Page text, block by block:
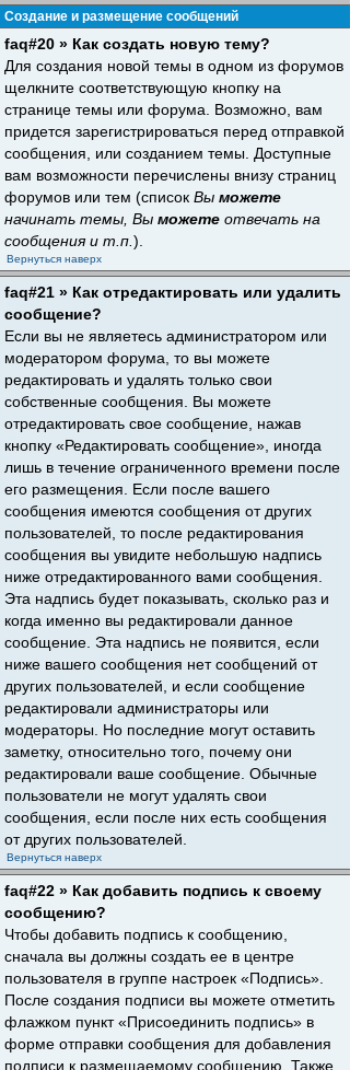
Создание и размещение сообщений
faq#20 » Как создать новую тему?
Для создания новой темы в одном из форумов
щелкните соответствующую кнопку на
странице темы или форума. Возможно, вам
придется зарегистрироваться перед отправкой
сообщения, или созданием темы. Доступные
вам возможности перечислены внизу страниц
форумов или тем (список Вы можете
начинать темы, Вы можете отвечать на
сообщения и т.п. ).
Вернуться наверх
faq#21 » Как отредактировать или удалить
сообщение?
Если вы не являетесь администратором или
модератором форума, то вы можете
редактировать и удалять только свои
собственные сообщения. Вы можете
отредактировать свое сообщение, нажав
кнопку «Редактировать сообщение», иногда
лишь в течение ограниченного времени после
его размещения. Если после вашего
сообщения имеются сообщения от других
пользователей, то после редактирования
сообщения вы увидите небольшую надпись
ниже отредактированного вами сообщения.
Эта надпись будет показывать, сколько раз и
когда именно вы редактировали данное
сообщение. Эта надпись не появится, если
ниже вашего сообщения нет сообщений от
других пользователей, и если сообщение
редактировали администраторы или
модераторы. Но последние могут оставить
заметку, относительно того, почему они
редактировали ваше сообщение. Обычные
пользователи не могут удалять свои
сообщения, если после них есть сообщения
от других пользователей.
Вернуться наверх
faq#22 » Как добавить подпись к своему
сообщению?
Чтобы добавить подпись к сообщению,
сначала вы должны создать ее в центре
пользователя в группе настроек «Подпись».
После создания подписи вы можете отметить
флажком пункт «Присоединить подпись» в
форме отправки сообщения для добавления
подписи к размещаемому сообщению. Также